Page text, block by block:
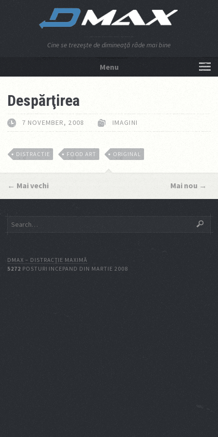
Cine se trezeşte de dimineaţă râde mai bine
Menu
Despărţirea
7 NOVEMBER, 2008 IMAGINI
DISTRACTIE FOOD ART ORIGINAL
← Mai vechi Mai nou →
DMAX – DISTRACŢIE MAXIMĂ
5272 POSTURI INCEPAND DIN MARTIE 2008